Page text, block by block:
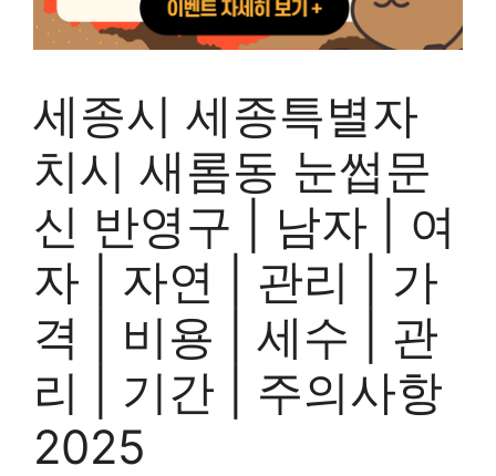
세종시 세종특별자
치시 새롬동 눈썹문
신 반영구 | 남자 | 여
자 | 자연 | 관리 | 가
격 | 비용 | 세수 | 관
리 | 기간 | 주의사항
2025